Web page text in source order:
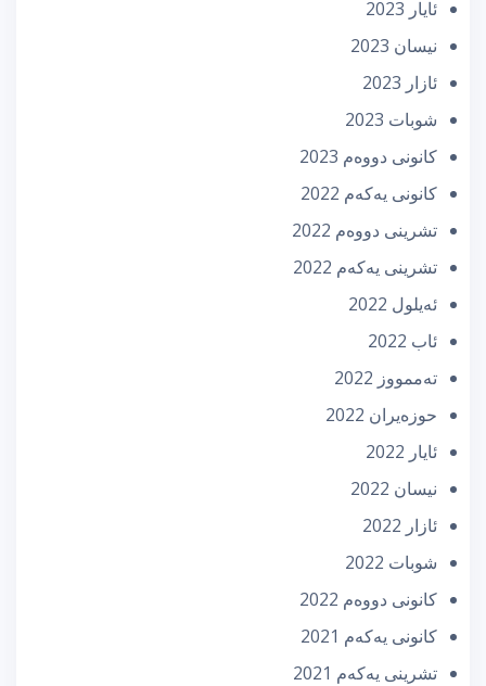
ئایار 2023
نیسان 2023
ئازار 2023
شوبات 2023
كانونی دووه‌م 2023
كانونی یه‌كه‌م 2022
تشرینی دووه‌م 2022
تشرینی یه‌كه‌م 2022
ئه‌یلول 2022
ئاب 2022
تەممووز 2022
حوزه‌یران 2022
ئایار 2022
نیسان 2022
ئازار 2022
شوبات 2022
كانونی دووه‌م 2022
كانونی یه‌كه‌م 2021
تشرینی یه‌كه‌م 2021